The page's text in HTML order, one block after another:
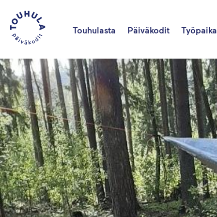
Touhulasta Päiväkodit